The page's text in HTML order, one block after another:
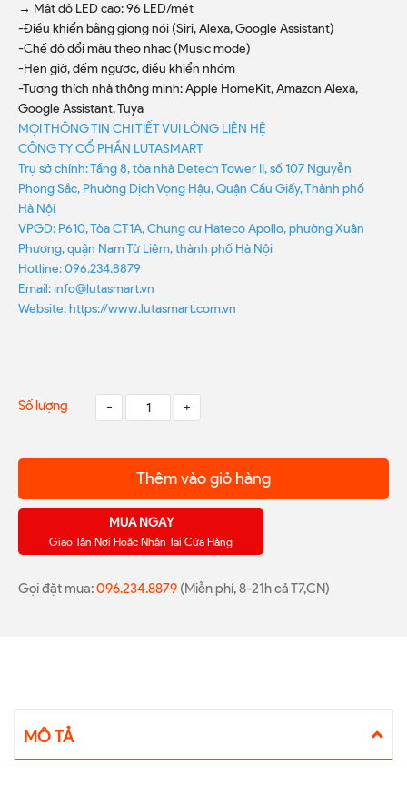
→ Mật độ LED cao: 96 LED/mét
-Điều khiển bằng giọng nói (Siri, Alexa, Google Assistant)
-Chế độ đổi màu theo nhạc (Music mode)
-Hẹn giờ, đếm ngược, điều khiển nhóm
-Tương thích nhà thông minh: Apple HomeKit, Amazon Alexa,
Google Assistant, Tuya
MỌI THÔNG TIN CHI TIẾT VUI LÒNG LIÊN HỆ
CÔNG TY CỔ PHẦN LUTASMART
Trụ sở chính: Tầng 8, tòa nhà Detech Tower II, số 107 Nguyễn
Phong Sắc, Phường Dịch Vọng Hậu, Quận Cầu Giấy, Thành phố
Hà Nội
VPGD: P610, Tòa CT1A, Chung cư Hateco Apollo, phường Xuân
Phương, quận Nam Từ Liêm, thành phố Hà Nội
Hotline: 096.234.8879
Email: info@lutasmart.vn
Website: https://www.lutasmart.com.vn
Số lượng - +
Thêm vào giỏ hàng
MUA NGAY
Giao Tận Nơi Hoặc Nhận Tại Cửa Hàng
Gọi đặt mua:096.234.8879 (Miễn phí, 8-21h cả T7,CN)
MÔ TẢ